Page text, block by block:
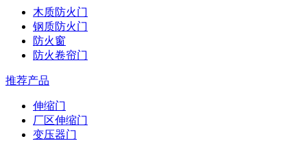
木质防火门
钢质防火门
防火窗
防火卷帘门
推荐产品
伸缩门
厂区伸缩门
变压器门